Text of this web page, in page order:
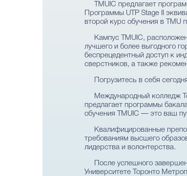
TMUIC предлагает
Программы UTP Stage II
второй курс обучения в TMU
Кампус TMUIC,
лучшего и более выгодного
беспрецедентный доступ к
сверстников, а также
Погрузитесь в себя
Международный колледж
предлагает программы
обучения TMUIC — это ваш
Квалифицированные
требованиям высшего
лидерства и волонтерства.
После успешного
Университете Торонто